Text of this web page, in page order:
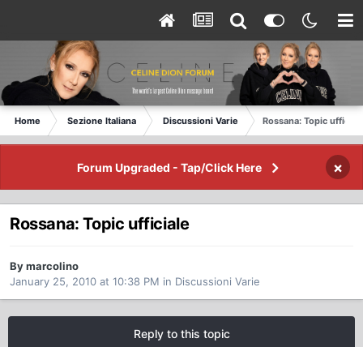
Home Sezione Italiana Discussioni Varie Rossana: Topic
Forum Upgraded - Tap/Click Here ×
Rossana: Topic ufficiale
By marcolino
January 25, 2010 at 10:38 PM in Discussioni Varie
Reply to this topic